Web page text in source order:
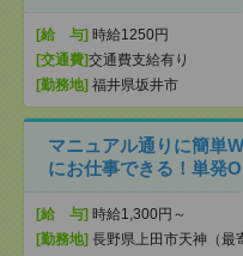
[給 与] 時給1250円
[交通費]交通費支給有り
[勤務地] 福井県坂井市
マニュアル通りに簡単
にお仕事できる！単発
[給 与] 時給1,300円～
[勤務地] 長野県上田市天神（最